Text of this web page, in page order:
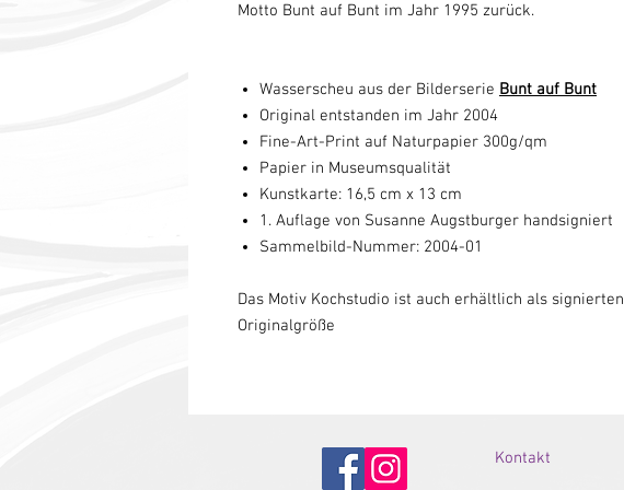
Motto Bunt auf Bunt im Jahr 1995 zurück.
Wasserscheu aus der Bilderserie Bunt auf Bunt
Original entstanden im Jahr 2004
Fine-Art-Print auf Naturpapier 300g/qm
Papier in Museumsqualität
Kunstkarte: 16,5 cm x 13 cm
1. Auflage von Susanne Augstburger handsigniert
Sammelbild-Nummer: 2004-01
Das Motiv Kochstudio ist auch erhältlich als signierten
Originalgröße
Kontakt